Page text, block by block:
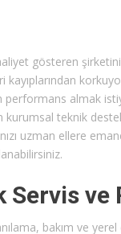
gösteren
kayıplarından
performans almak
kurumsal teknik
uzman ellere
Servis ve
bakım ve